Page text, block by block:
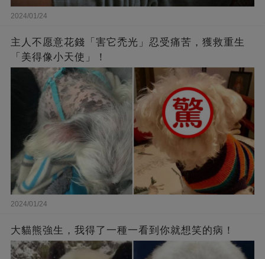
2024/01/24
主人不愿意花錢「害它禿光」忍受痛苦，獲救重生
「美得像小天使」！
2024/01/24
大貓熊強生，我得了一種一看到你就想笑的病！